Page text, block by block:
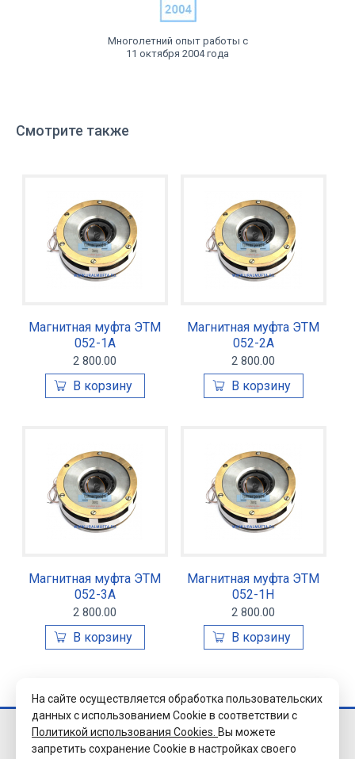
Многолетний опыт работы с
11 октября 2004 года
Смотрите также
Магнитная муфта ЭТМ
052-1А
2 800.00
Магнитная муфта ЭТМ
052-2А
2 800.00
Магнитная муфта ЭТМ
052-3А
2 800.00
Магнитная муфта ЭТМ
052-1Н
2 800.00
© 2026 Завод
«Уралэлектромуфта»
На сайте осуществляется обработка пользовательских
данных с использованием Cookie в соответствии с
Политикой использования Cookies. Вы можете
запретить сохранение Cookie в настройках своего